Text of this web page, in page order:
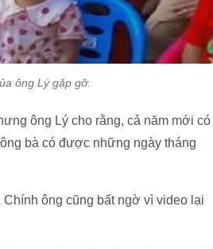
ông Lý gặp gỡ.
ông Lý cho rằng, cả năm mới có
bà có được những ngày tháng
ông cũng bất ngờ vì video lại